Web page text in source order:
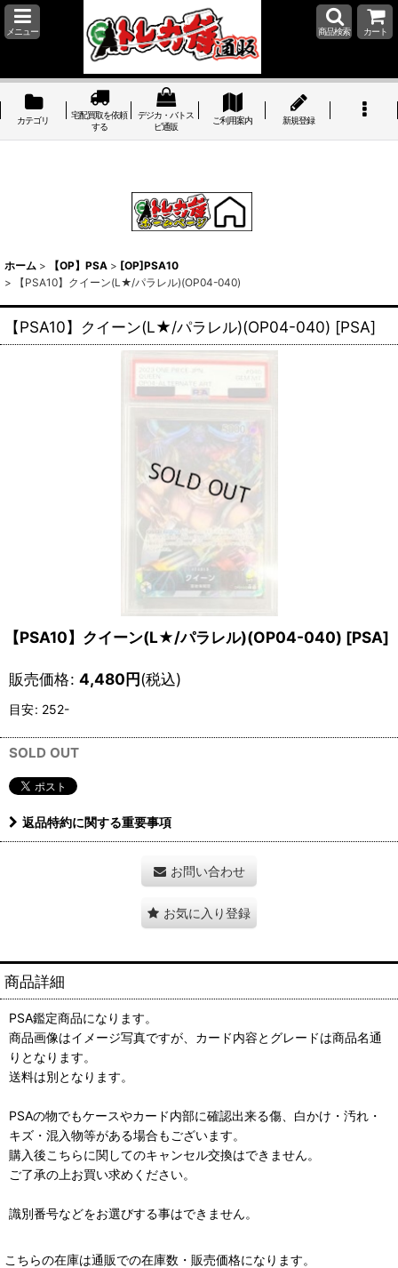
メニュー 商品検索 カート
カテゴリ
宅配買取を依頼
する
デジカ・バトス
ピ通販
ご利用案内 新規登録
ホーム > 【OP】PSA > [OP]PSA10
>
【PSA10】クイーン(L★/パラレル)(OP04-040)
【PSA10】クイーン(L★/パラレル)(OP04-040) [PSA]
【PSA10】クイーン(L★/パラレル)(OP04-040) [PSA]
販売価格: 4,480円(税込)
目安: 252-
SOLD OUT
返品特約に関する重要事項
お問い合わせ
お気に入り登録
商品詳細
PSA鑑定商品になります。
商品画像はイメージ写真ですが、カード内容とグレードは商品名通
りとなります。
送料は別となります。
PSAの物でもケースやカード内部に確認出来る傷、白かけ・汚れ・
キズ・混入物等がある場合もございます。
購入後こちらに関してのキャンセル交換はできません。
ご了承の上お買い求めください。
識別番号などをお選びする事はできません。
こちらの在庫は通販での在庫数・販売価格になります。